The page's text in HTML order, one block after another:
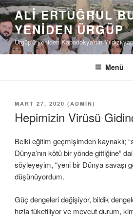
İçeriğe
geç ALI ERTUĞRUL
YENIDEN ÜRGÜP
Ürgüp'ü yeniden Kapadokya'nın Yıldızı
Menü
YAYIM
MART 27, 2020 ( ADMIN)
Hepimizin Virüsü
Belki eğitim geçmişimden kaynaklı;
Dünya’nın kötü bir yönde gittiğine”
söyleyeyim, “yeni bir Dünya savaşı
düşünüyordum.
Güç dengeleri değişiyor, bildik
hızla tüketiliyor ve mevcut durum,